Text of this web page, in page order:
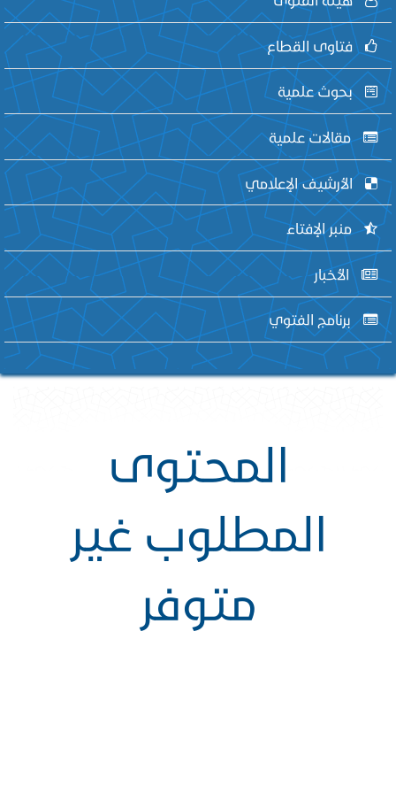
فتاوى القطاع
بحوث علمية
مقالات علمية
الأرشيف الإعلامي
منبر الإفتاء
الأخبار
برنامج الفتوي
المحتوى
المطلوب غير
متوفر